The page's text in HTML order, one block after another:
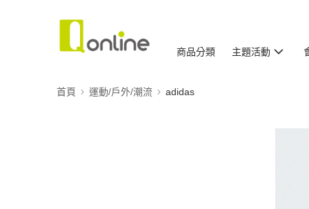
商品分類 主題活動
首頁 運動/戶外/潮流 adidas